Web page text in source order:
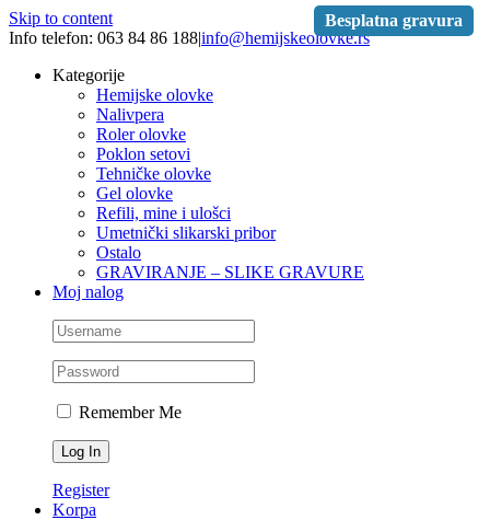
Skip to content
Info telefon: 063 84 86 188|info@hemijskeolovke.rs
Kategorije
Hemijske olovke
Nalivpera
Roler olovke
Poklon setovi
Tehničke olovke
Gel olovke
Refili, mine i ulošci
Umetnički slikarski pribor
Ostalo
GRAVIRANJE – SLIKE GRAVURE
Moj nalog
Remember Me
Register
Korpa
Besplatna gravura